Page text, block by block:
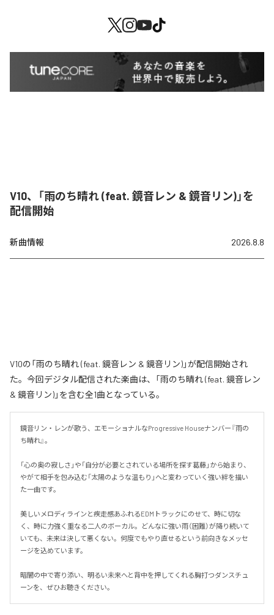
V10、「雨のち晴れ (feat. 鏡音レン & 鏡音リン)」を
配信開始
新曲情報 2026.8.8
V10の「雨のち晴れ (feat. 鏡音レン & 鏡音リン)」が配信開始され
た。今回デジタル配信された楽曲は、「雨のち晴れ (feat. 鏡音レン
& 鏡音リン)」を含む全1曲となっている。
鏡音リン・レンが歌う、エモーショナルなProgressive Houseナンバー『雨の
ち晴れ』。
「心の奥の寂しさ」や「自分が必要とされている場所を探す葛藤」から始まり、
やがて相手を包み込む「太陽のような温もり」へと変わっていく強い絆を描い
た一曲です。
美しいメロディラインと疾走感あふれるEDMトラックにのせて、時に切な
く、時に力強く重なる二人のボーカル。どんなに強い雨（困難）が降り続いて
いても、未来は決して悪くない。何度でもやり直せるという前向きなメッセ
ージを込めています。
暗闇の中で寄り添い、明るい未来へと背中を押してくれる胸打つダンスチュ
ーンを、ぜひお聴きください。